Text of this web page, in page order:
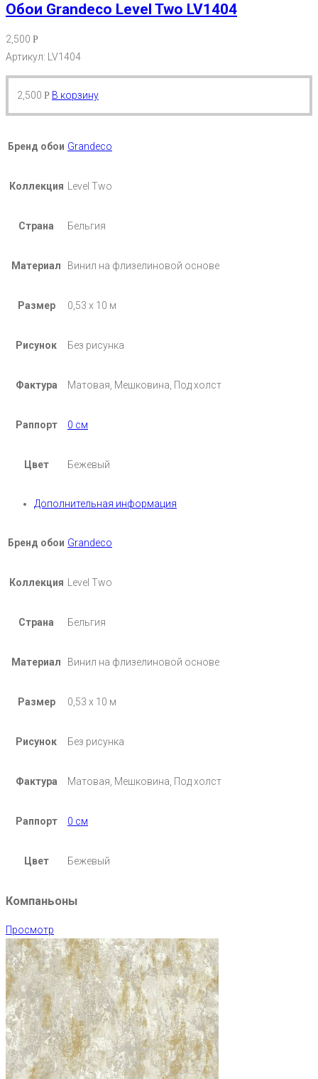
Обои Grandeco Level Two LV1404
2,500 Р
Артикул: LV1404
2,500 Р В корзину
Бренд обои Grandeco
Коллекция Level Two
Страна Бельгия
Материал Винил на флизелиновой основе
Размер 0,53 х 10 м
Рисунок Без рисунка
Фактура Матовая, Мешковина, Под холст
Раппорт 0 см
Цвет Бежевый
Дополнительная информация
Бренд обои Grandeco
Коллекция Level Two
Страна Бельгия
Материал Винил на флизелиновой основе
Размер 0,53 х 10 м
Рисунок Без рисунка
Фактура Матовая, Мешковина, Под холст
Раппорт 0 см
Цвет Бежевый
Компаньоны
Просмотр